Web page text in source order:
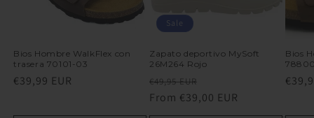
Bios Hombre WalkFlex con
trasera 70101-03
Regular
€39,99 EUR
Sale
Zapato deportivo MySoft
26M264 Rojo
Regular
price
€49,95 EUR
price
From €39,00 EUR
Bios